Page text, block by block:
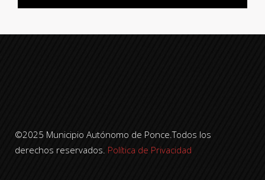
©2025 Municipio Autónomo de Ponce.Todos los
derechos reservados. Política de Privacidad